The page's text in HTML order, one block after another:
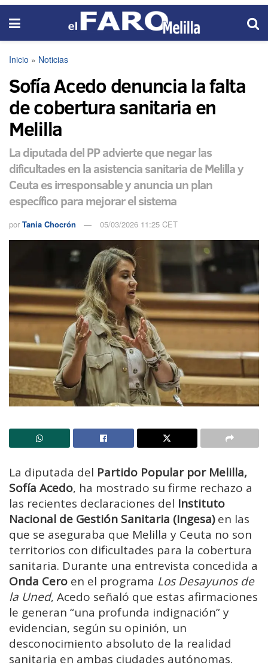
Inicio » Noticias
Sofía Acedo denuncia la falta
de cobertura sanitaria en
Melilla
La diputada del PP advierte que negar las
dificultades en la asistencia sanitaria de Melilla y
Ceuta es irresponsable y anuncia un plan
específico para mejorar el sistema
por Tania Chocrón 05/03/2026 11:25 CET
La diputada del Partido Popular por Melilla,
Sofía Acedo, ha mostrado su firme rechazo a
las recientes declaraciones del Instituto
Nacional de Gestión Sanitaria (Ingesa)en las
que se aseguraba que Melilla y Ceuta no son
territorios con dificultades para la cobertura
sanitaria. Durante una entrevista concedida a
Onda Cero en el programa Los Desayunos de
la Uned, Acedo señaló que estas afirmaciones
le generan “una profunda indignación” y
evidencian, según su opinión, un
desconocimiento absoluto de la realidad
sanitaria en ambas ciudades autónomas.